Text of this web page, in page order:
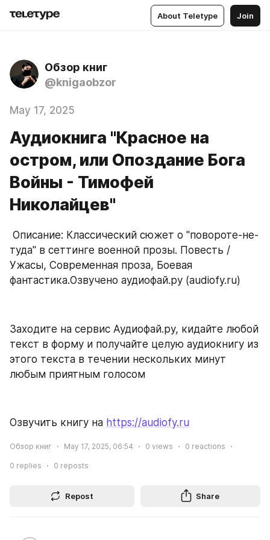
About Teletype Join
Обзор книг
@knigaobzor
May 17, 2025
Аудиокнига "Красное на
остром, или Опоздание Бога
Войны - Тимофей
Николайцев"
туда" в сеттинге военной прозы. Повесть /
Ужасы, Современная проза, Боевая
фантастика.Озвучено аудиофай.ру (audiofy.ru)
Заходите на сервис Аудиофай.ру, кидайте любой
текст в форму и получайте целую аудиокнигу из
этого текста в течении нескольких минут
любым приятным голосом
Озвучить книгу на https://audiofy.ru
Обзор книг May 17, 2025, 06:54 0 views 0 reactions
0 replies 0 reposts
Repost Share